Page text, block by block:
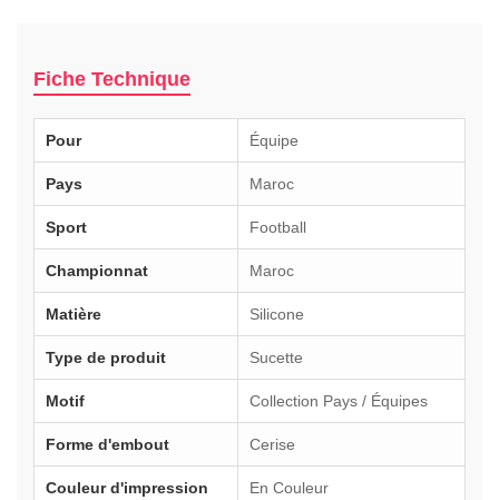
Fiche Technique
Pour Équipe
Pays Maroc
Sport Football
Championnat Maroc
Matière Silicone
Type de produit Sucette
Motif Collection Pays / Équipes
Forme d'embout Cerise
Couleur d'impression En Couleur